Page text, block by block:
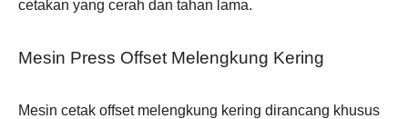
cetakan yang cerah dan tahan lama.
Mesin Press Offset Melengkung Kering
Mesin cetak offset melengkung kering dirancang khusus